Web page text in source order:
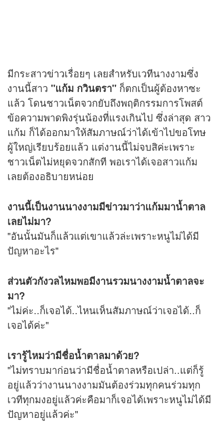
มีกระสาวข่าวเรื่อยๆ เลยสำหรับเวทีนางงามซึ่ง
งานนี้สาว "แก้ม กวินตรา" ก็ตกเป็นผู้ต้องหาซะ
แล้ว โดนชาวเน็ตจวกยับถึงพฤติกรรมการโพสต์
ข้อความพาดพิงรุ่นน้องที่แรงเกินไป ซึ่งล่าสุด สาว
แก้ม ก็ได้ออกมาให้สัมภาษณ์ว่าได้เข้าไปขอโทษ
ผู้ใหญ่เรียบร้อยแล้ว แต่งานนี้ไม่จบสิค่ะเพราะ
ชาวเน็ตไม่หยุดจวกสักที พอเราได้เจอสาวแก้ม
เลยต้องอธิบายหน่อย
งานนี้เป็นงานนางงามมีข่าวมาว่าแก้มมาน้ำตาล
เลยไม่มา?
"อันนั้นมันก็แล้วแต่เขาแล้วล่ะเพราะหนูไม่ได้มี
ปัญหาอะไร"
ส่วนตัวกังวลไหมพอมีงานรวมนางงามน้ำตาลจะ
มา?
"ไม่ค่ะ..ก็เจอได้..ไหนเห็นสัมภาษณ์ว่าเจอได้..ก็
เจอได้ค่ะ"
เรารู้ไหมว่ามีชื่อน้ำตาลมาด้วย?
"ไม่ทราบมาก่อนว่ามีชื่อน้ำตาลหรือเปล่า..แต่ก็รู้
อยู่แล้วว่างานนางงามมันต้องร่วมทุกคนร่วมทุก
เวทีทุกมงอยู่แล้วค่ะคือมาก็เจอได้เพราะหนูไม่ได้มี
ปัญหาอยู่แล้วค่ะ"